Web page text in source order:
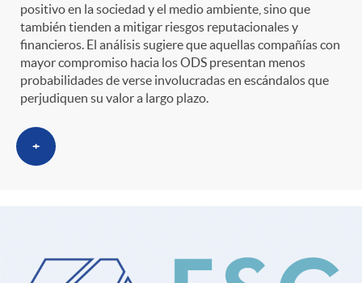
positivo en la sociedad y el medio ambiente, sino que
también tienden a mitigar riesgos reputacionales y
financieros. El análisis sugiere que aquellas compañías con
mayor compromiso hacia los ODS presentan menos
probabilidades de verse involucradas en escándalos que
perjudiquen su valor a largo plazo.
+